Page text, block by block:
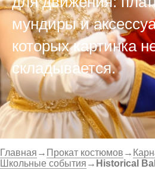
мундиры и
которых картинка
складывается.
Главная → Прокат костюмов →
Школьные события → Historical Ball